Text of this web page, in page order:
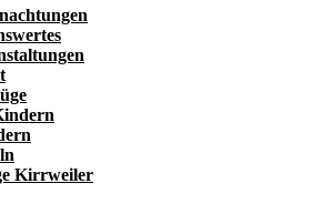
Kirrweiler